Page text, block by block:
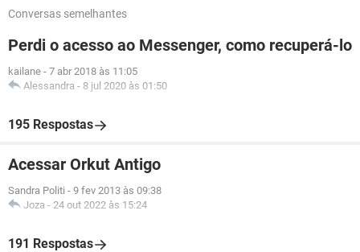
Conversas semelhantes
Perdi o acesso ao Messenger, como recuperá-lo
kailane - 7 abr 2018 às 11:05
Alessandra - 8 jul 2020 às 01:50
195 Respostas
Acessar Orkut Antigo
Sandra Politi - 9 fev 2013 às 09:38
Joza - 24 out 2022 às 15:24
191 Respostas